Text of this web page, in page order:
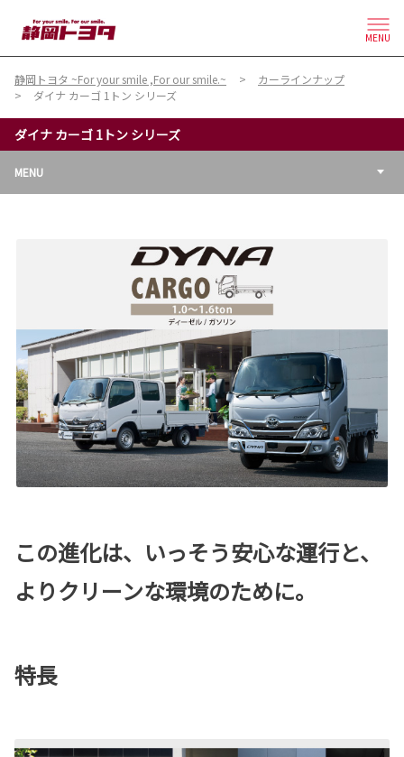
MENU
静岡トヨタ ~For your smile ,For our smile.~
カーラインナップ
ダイナ カーゴ 1トン シリーズ
ダイナ カーゴ 1トン シリーズ
MENU
この進化は、いっそう安心な運行と、
よりクリーンな環境のために。
特長